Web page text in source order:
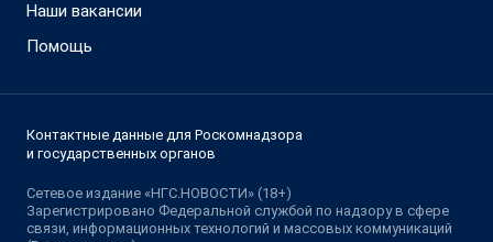
Наши вакансии
Помощь
Контактные данные для Роскомнадзора
и государственных органов
Сетевое издание «НГС.НОВОСТИ» (18+)
Зарегистрировано Федеральной службой по надзору в сфере
связи, информационных технологий и массовых коммуникаций